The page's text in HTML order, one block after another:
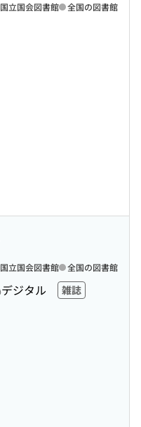
国立国会図書館 全国の図書館
デジタル
雑誌
国立国会図書館 全国の図書館